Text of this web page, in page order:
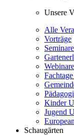
Unsere
Alle
Vorträge
Webinare
Kinder
Jugend
Schaugärten